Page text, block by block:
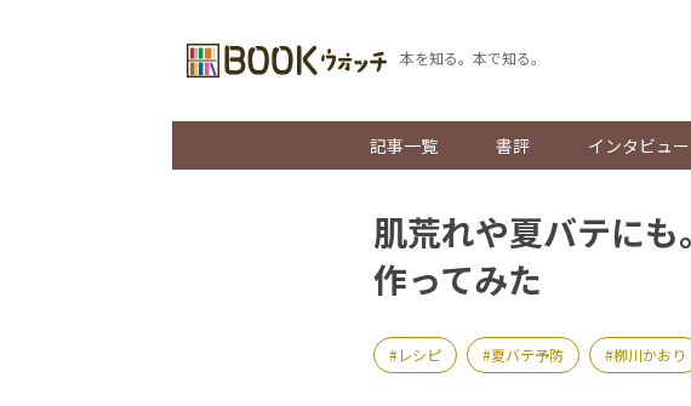
本を知る。本で知る。
記事一覧 書評 インタビュー
肌荒れや夏バテに
作ってみた
レシピ 夏バテ予防 栁川かおり